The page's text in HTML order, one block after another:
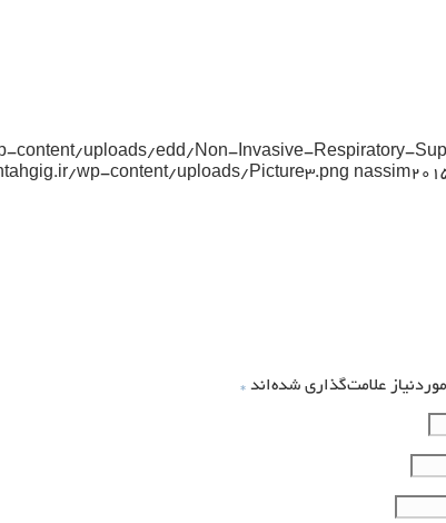
content/uploads/edd/Non-Invasive-Respiratory-
wp-content/uploads/Picture3.png nassim
علامت‌گذاری شده‌اند *